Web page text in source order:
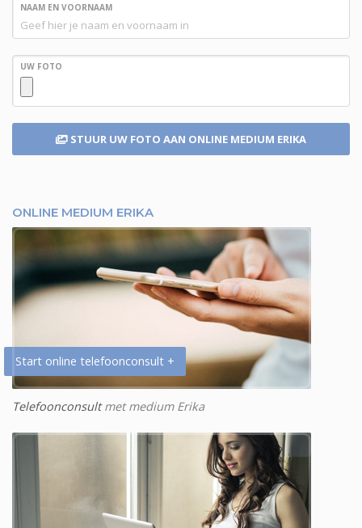
NAAM EN VOORNAAM
UW FOTO
STUUR UW FOTO AAN ONLINE MEDIUM ERIKA
ONLINE MEDIUM ERIKA
Start online telefoonconsult +
Telefoonconsultmet medium Erika